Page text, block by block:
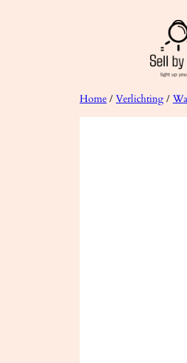
Home / Verlichting /